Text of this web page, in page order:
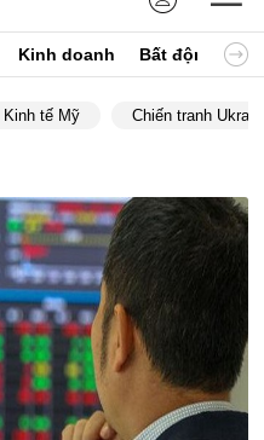
Kinh doanh Bất động sản
Kinh tế Mỹ Chiến tranh